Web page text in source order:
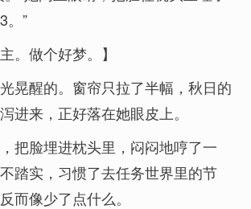
。”
。做个好梦。】
晃醒的。窗帘只拉了半幅，秋日的
进来，正好落在她眼皮上。
把脸埋进枕头里，闷闷地哼了一
踏实，习惯了去任务世界里的节
而像少了点什么。